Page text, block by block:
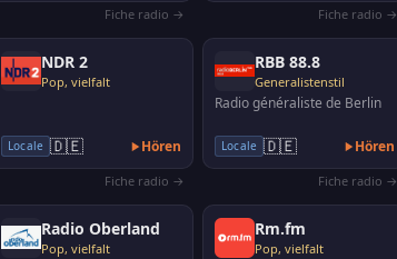
Fiche radio → Fiche radio →
NDR 2
Pop, vielfalt
Locale 🇩🇪 Hören
Fiche radio →
RBB 88.8
Generalistenstil
Radio généraliste de Berlin
Locale 🇩🇪 Hören
Fiche radio →
Radio Oberland
Pop, vielfalt
Rm.fm
Pop, vielfalt